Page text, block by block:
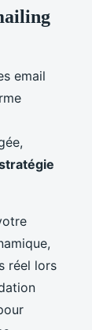
email
réel lors